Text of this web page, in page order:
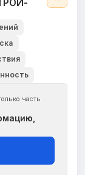
часть